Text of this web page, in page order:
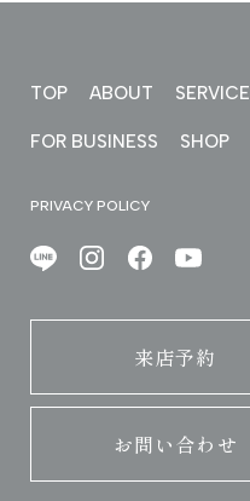
TOP ABOUT SERVICE
FOR BUSINESS SHOP
PRIVACY POLICY
来店予約
お問い合わせ